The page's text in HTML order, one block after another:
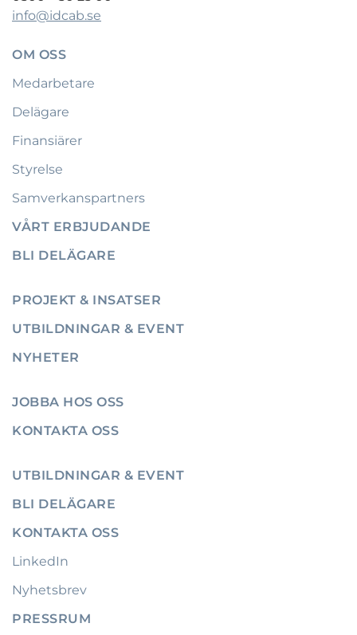
info@idcab.se
OM OSS
Medarbetare
Delägare
Finansiärer
Styrelse
Samverkanspartners
VÅRT ERBJUDANDE
BLI DELÄGARE
PROJEKT & INSATSER
UTBILDNINGAR & EVENT
NYHETER
JOBBA HOS OSS
KONTAKTA OSS
UTBILDNINGAR & EVENT
BLI DELÄGARE
KONTAKTA OSS
LinkedIn
Nyhetsbrev
PRESSRUM